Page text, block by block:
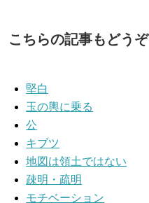
こちらの記事もどうぞ
堅白
玉の輿に乗る
公
キブツ
地図は領土ではない
疎明・疏明
モチベーション